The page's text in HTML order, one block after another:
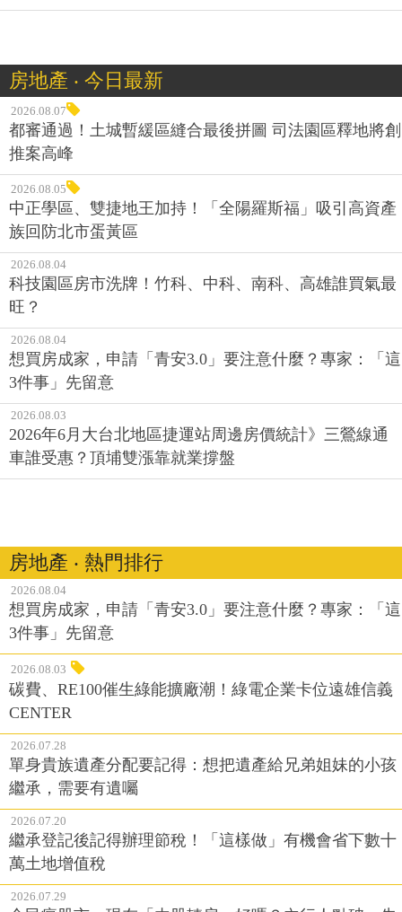
房地產 ‧ 今日最新
2026.08.07
都審通過！土城暫緩區縫合最後拼圖 司法園區釋地將創
推案高峰
2026.08.05
中正學區、雙捷地王加持！「全陽羅斯福」吸引高資產
族回防北市蛋黃區
2026.08.04
科技園區房市洗牌！竹科、中科、南科、高雄誰買氣最
旺？
2026.08.04
想買房成家，申請「青安3.0」要注意什麼？專家：「這
3件事」先留意
2026.08.03
2026年6月大台北地區捷運站周邊房價統計》三鶯線通
車誰受惠？頂埔雙漲靠就業撐盤
房地產 ‧ 熱門排行
2026.08.04
想買房成家，申請「青安3.0」要注意什麼？專家：「這
3件事」先留意
2026.08.03
碳費、RE100催生綠能擴廠潮！綠電企業卡位遠雄信義
CENTER
2026.07.28
單身貴族遺產分配要記得：想把遺產給兄弟姐妹的小孩
繼承，需要有遺囑
2026.07.20
繼承登記後記得辦理節稅！「這樣做」有機會省下數十
萬土地增值稅
2026.07.29